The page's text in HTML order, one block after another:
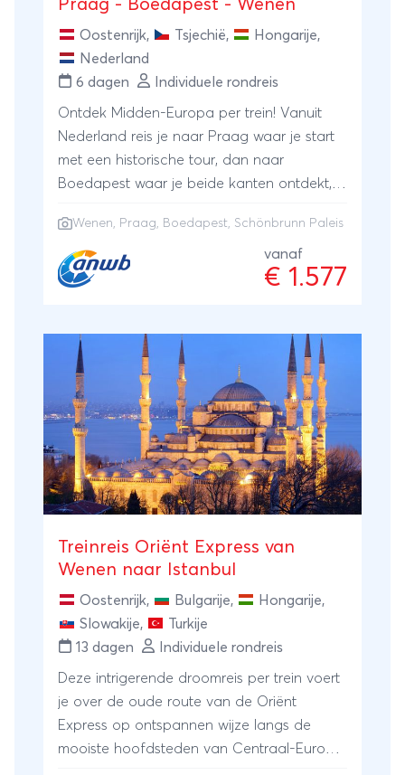
Praag - Boedapest - Wenen
Oostenrijk, Tsjechië, Hongarije,
Nederland
6 dagen
Individuele rondreis
Ontdek Midden-Europa per trein! Vanuit
Nederland reis je naar Praag waar je start
met een historische tour, dan naar
Boedapest waar je beide kanten ontdekt,
het Schönbrunn Paleis. Geniet van cultuur,
landschappen en gemak op deze
onvergetelijke reis.
Wenen, Praag, Boedapest, Schönbrunn Paleis
vanaf
€ 1.577
Treinreis Oriënt Express van
Wenen naar Istanbul
Oostenrijk, Bulgarije, Hongarije,
Slowakije,
Turkije
13 dagen
Individuele rondreis
Deze intrigerende droomreis per trein voert
je over de oude route van de Oriënt
Express op ontspannen wijze langs de
mooiste hoofdsteden van Centraal-Europa